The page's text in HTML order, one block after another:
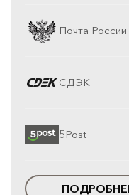
Почта России
СДЭК
5Post